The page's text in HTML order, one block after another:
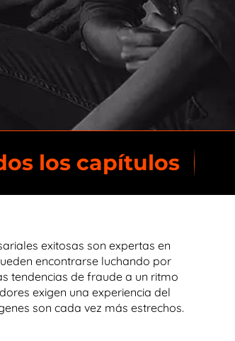
los capítulos
Capítulo 1: El juego del ecommerce ha cambiado
3: El futuro es omnicanal
Capítulo 4: El ecommerce no tiene límites geográficos
Capítulo 5: El fraude en el ecommerce de nivel empresarial en la actualidad
Capítulo 7: Crear una solución sostenible contra el fraude
8: Cómo ayuda ClearSale
exitosas son expertas en
encontrarse luchando por
tendencias de fraude a un ritmo
exigen una experiencia del
son cada vez más estrechos.